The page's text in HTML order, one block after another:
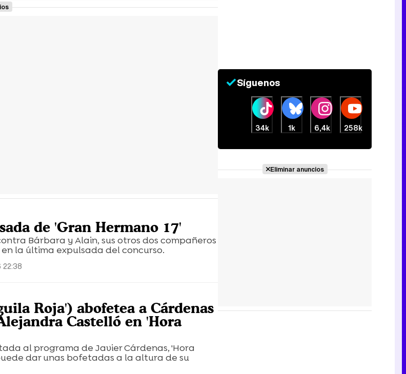
de 'Gran Hermano 17'
Bárbara y Alain, sus otros dos compañeros
la última expulsada del concurso.
22:38
Roja') abofetea a Cárdenas
Castelló en 'Hora
al programa de Javier Cárdenas, 'Hora
dar unas bofetadas a la altura de su
Síguenos
34k 1k 6,4k 258k
Eliminar anuncios